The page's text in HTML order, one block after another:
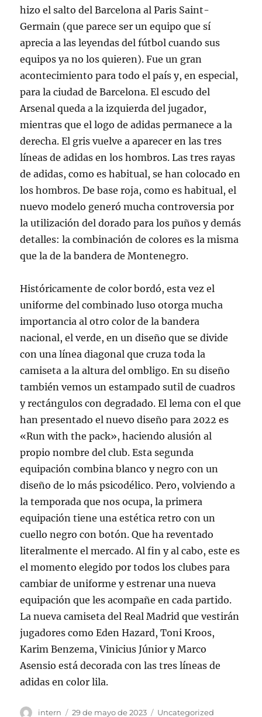
hizo el salto del Barcelona al Paris Saint-
Germain (que parece ser un equipo que sí
aprecia a las leyendas del fútbol cuando sus
equipos ya no los quieren). Fue un gran
acontecimiento para todo el país y, en especial,
para la ciudad de Barcelona. El escudo del
Arsenal queda a la izquierda del jugador,
mientras que el logo de adidas permanece a la
derecha. El gris vuelve a aparecer en las tres
líneas de adidas en los hombros. Las tres rayas
de adidas, como es habitual, se han colocado en
los hombros. De base roja, como es habitual, el
nuevo modelo generó mucha controversia por
la utilización del dorado para los puños y demás
detalles: la combinación de colores es la misma
que la de la bandera de Montenegro.
Históricamente de color bordó, esta vez el
uniforme del combinado luso otorga mucha
importancia al otro color de la bandera
nacional, el verde, en un diseño que se divide
con una línea diagonal que cruza toda la
camiseta a la altura del ombligo. En su diseño
también vemos un estampado sutil de cuadros
y rectángulos con degradado. El lema con el que
han presentado el nuevo diseño para 2022 es
«Run with the pack», haciendo alusión al
propio nombre del club. Esta segunda
equipación combina blanco y negro con un
diseño de lo más psicodélico. Pero, volviendo a
la temporada que nos ocupa, la primera
equipación tiene una estética retro con un
cuello negro con botón. Que ha reventado
literalmente el mercado. Al fin y al cabo, este es
el momento elegido por todos los clubes para
cambiar de uniforme y estrenar una nueva
equipación que les acompañe en cada partido.
La nueva camiseta del Real Madrid que vestirán
jugadores como Eden Hazard, Toni Kroos,
Karim Benzema, Vinicius Júnior y Marco
Asensio está decorada con las tres líneas de
adidas en color lila.
Autor
intern Publicado
29 de mayo de 2023 Categorías
Uncategorized